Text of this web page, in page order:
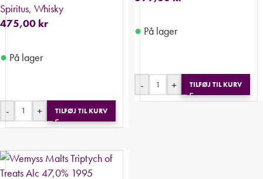
Spiritus, Whisky
475,00 kr
● På lager
- + TILFØJ TIL KURV
● På lager
- + TILFØJ TIL KURV